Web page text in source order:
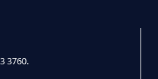
3760.